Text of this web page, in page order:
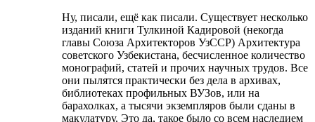
Ну, писали, ещё как писали. Существует несколько
изданий книги Тулкиной Кадировой (некогда
главы Союза Архитекторов УзССР) Архитектура
советского Узбекистана, бесчисленное количество
монографий, статей и прочих научных трудов. Все
они пылятся практически без дела в архивах,
библиотеках профильных ВУЗов, или на
барахолках, а тысячи экземпляров были сданы в
макулатуру. Это да, такое было со всем наследием